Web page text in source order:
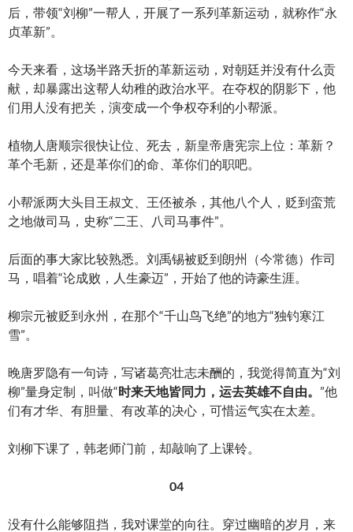
后，带领“刘柳”一帮人，开展了一系列革新运动，就称作“永
贞革新”。
今天来看，这场半路夭折的革新运动，对朝廷并没有什么贡
献，却暴露出这帮人幼稚的政治水平。在夺权的阴影下，他
们用人没有把关，演变成一个争权夺利的小帮派。
植物人唐顺宗很快让位、死去，新皇帝唐宪宗上位：革新？
革个毛新，还是革你们的命、革你们的职吧。
小帮派两大头目王叔文、王伾被杀，其他八个人，贬到蛮荒
之地做司马，史称“二王、八司马事件”。
后面的事大家比较熟悉。刘禹锡被贬到朗州（今常德）作司
马，唱着“论成败，人生豪迈”，开始了他的诗豪生涯。
柳宗元被贬到永州，在那个“千山鸟飞绝”的地方“独钓寒江
雪”。
晚唐罗隐有一句诗，写诸葛亮壮志未酬的，我觉得简直为“刘
柳”量身定制，叫做“时来天地皆同力，运去英雄不自由。 ”他
们有才华、有胆量、有改革的决心，可惜运气实在太差。
刘柳下课了，韩老师门前，却敲响了上课铃。
04
没有什么能够阻挡，我对课堂的向往。穿过幽暗的岁月，来